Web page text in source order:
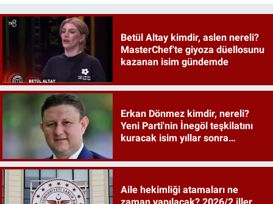
Betül Altay kimdir, aslen nereli?
MasterChef'te giyoza düellosunu
kazanan isim gündemde
Erkan Dönmez kimdir, nereli?
Yeni Parti'nin İnegöl teşkilatını
kuracak isim yıllar sonra
Aile hekimliği atamaları ne